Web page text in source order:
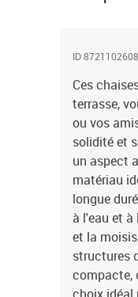
ID
Ces
terrasse,
ou vos
solidité et
un aspect
matériau
longue
à l'eau et
et la
structures
compacte,